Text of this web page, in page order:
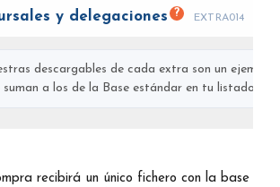
y delegaciones ? EXTRA014
descargables de cada extra son un
suman a los de la Base estándar en tu listado
recibirá un único fichero con la base